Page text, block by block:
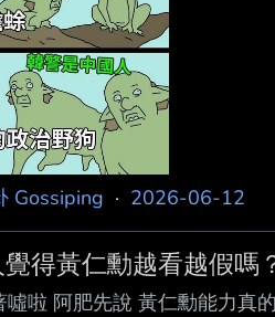
Gossiping · 2026-06-12
得黃仁勳越看越假嗎
噓啦 阿肥先說 黃仁勳能力真